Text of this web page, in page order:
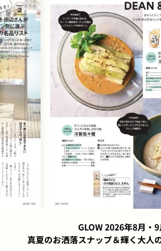
GLOW 2026年8月・
真夏のお洒落スナップ＆輝く大人